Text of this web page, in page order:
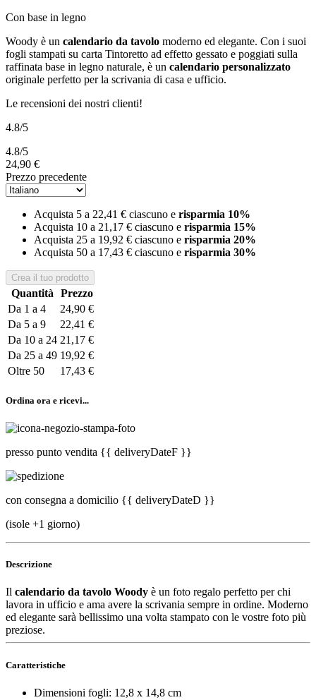
Con base in legno
Woody è un calendario da tavolo moderno ed elegante. Con i suoi
fogli stampati su carta Tintoretto ad effetto gessato e poggiati sulla
raffinata base in legno naturale, è un calendario personalizzato
originale perfetto per la scrivania di casa e ufficio.
Le recensioni dei nostri clienti!
4.8/5
4.8/5
24,90 €
Prezzo precedente
Acquista 5 a 22,41 € ciascuno e risparmia 10%
Acquista 10 a 21,17 € ciascuno e risparmia 15%
Acquista 25 a 19,92 € ciascuno e risparmia 20%
Acquista 50 a 17,43 € ciascuno e risparmia 30%
Crea il tuo prodotto
Quantità
Prezzo
Da 1 a 4
24,90 €
Da 5 a 9
22,41 €
Da 10 a 24 21,17 €
Da 25 a 49 19,92 €
Oltre 50
17,43 €
Ordina ora e ricevi...
presso punto vendita {{ deliveryDateF }}
con consegna a domicilio {{ deliveryDateD }}
(isole +1 giorno)
Descrizione
Il calendario da tavolo Woody è un foto regalo perfetto per chi
lavora in ufficio e ama avere la scrivania sempre in ordine. Moderno
ed elegante sarà bellissimo una volta stampato con le vostre foto più
preziose.
Caratteristiche
Dimensioni fogli: 12,8 x 14,8 cm